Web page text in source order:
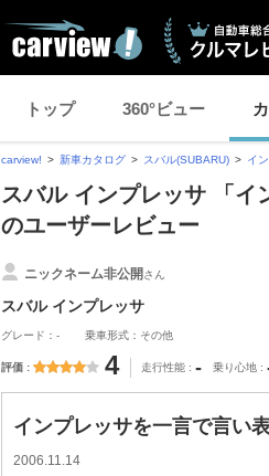
トップ 360°ビュー
carview! 新車カタログ スバル(SUBARU) イ
スバル インプレッサ 「イ
のユーザーレビュー
ニックネーム非公開さん
スバル インプレッサ
グレード：- 乗車形式：その他
評価 4 走行性能 - 乗り心地
インプレッサを一言で言い
2006.11.14